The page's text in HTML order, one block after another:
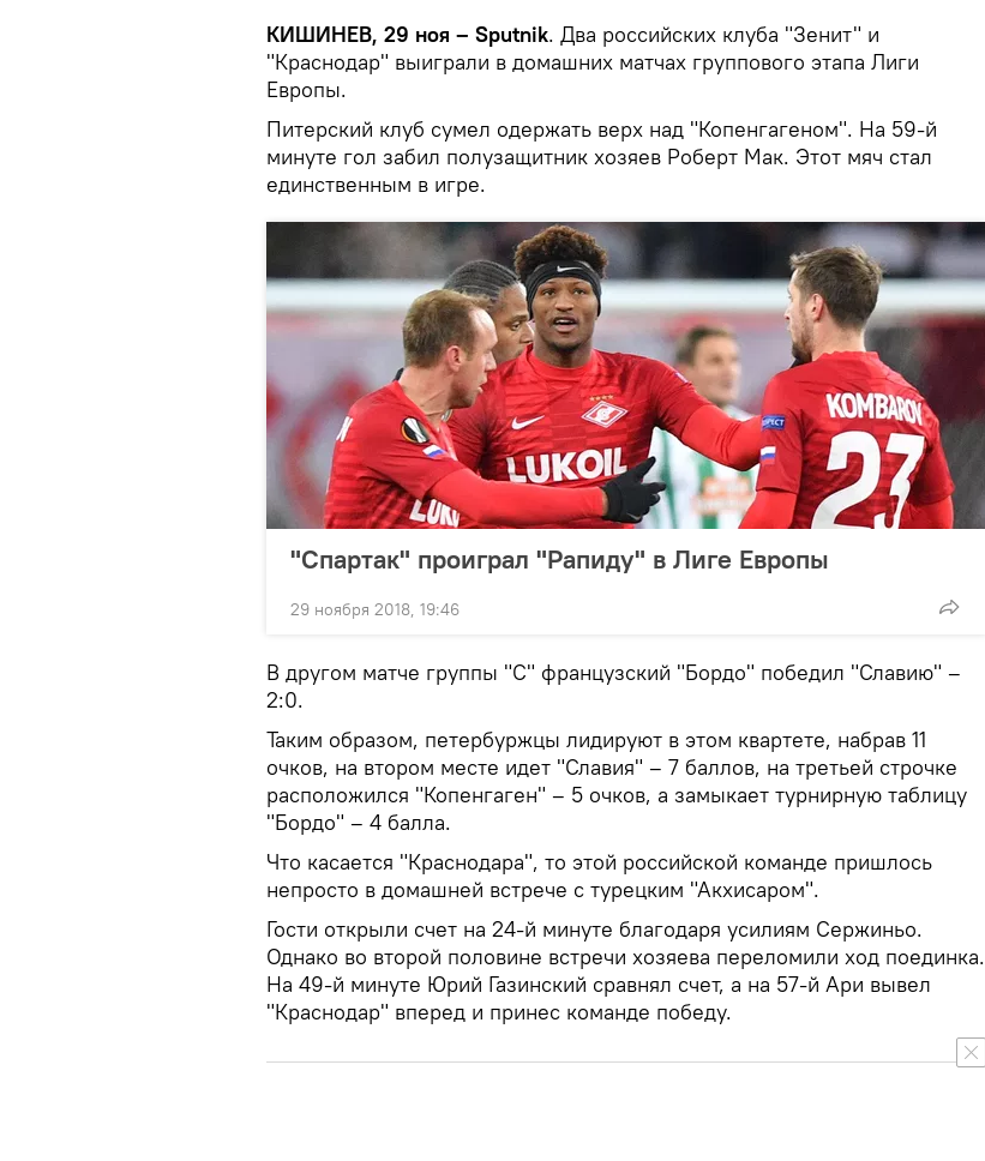
КИШИНЕВ, 29 ноя – Sputnik. Два российских клуба "Зенит" и
"Краснодар" выиграли в домашних матчах группового этапа Лиги
Европы.
Питерский клуб сумел одержать верх над "Копенгагеном". На 59-й
минуте гол забил полузащитник хозяев Роберт Мак. Этот мяч стал
единственным в игре.
"Спартак" проиграл "Рапиду" в Лиге Европы
29 ноября 2018, 19:46
В другом матче группы "С" французский "Бордо" победил "Славию" –
2:0.
Таким образом, петербуржцы лидируют в этом квартете, набрав 11
очков, на втором месте идет "Славия" – 7 баллов, на третьей строчке
расположился "Копенгаген" – 5 очков, а замыкает турнирную таблицу
"Бордо" – 4 балла.
Что касается "Краснодара", то этой российской команде пришлось
непросто в домашней встрече с турецким "Акхисаром".
Гости открыли счет на 24-й минуте благодаря усилиям Сержиньо.
Однако во второй половине встречи хозяева переломили ход поединка.
На 49-й минуте Юрий Газинский сравнял счет, а на 57-й Ари вывел
"Краснодар" вперед и принес команде победу.